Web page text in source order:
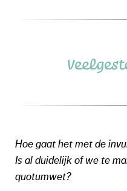
Hoe gaat het met de
Is al duidelijk of we te
quotumwet?